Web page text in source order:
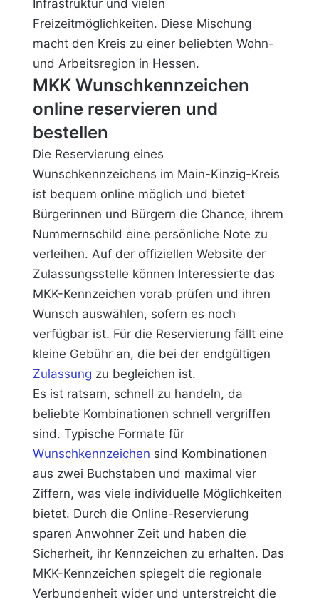
Infrastruktur und vielen
Freizeitmöglichkeiten. Diese Mischung
macht den Kreis zu einer beliebten Wohn-
und Arbeitsregion in Hessen.
MKK Wunschkennzeichen
online reservieren und
bestellen
Die Reservierung eines
Wunschkennzeichens im Main-Kinzig-Kreis
ist bequem online möglich und bietet
Bürgerinnen und Bürgern die Chance, ihrem
Nummernschild eine persönliche Note zu
verleihen. Auf der offiziellen Website der
Zulassungsstelle können Interessierte das
MKK-Kennzeichen vorab prüfen und ihren
Wunsch auswählen, sofern es noch
verfügbar ist. Für die Reservierung fällt eine
kleine Gebühr an, die bei der endgültigen
Zulassung zu begleichen ist.
Es ist ratsam, schnell zu handeln, da
beliebte Kombinationen schnell vergriffen
sind. Typische Formate für
Wunschkennzeichen sind Kombinationen
aus zwei Buchstaben und maximal vier
Ziffern, was viele individuelle Möglichkeiten
bietet. Durch die Online-Reservierung
sparen Anwohner Zeit und haben die
Sicherheit, ihr Kennzeichen zu erhalten. Das
MKK-Kennzeichen spiegelt die regionale
Verbundenheit wider und unterstreicht die